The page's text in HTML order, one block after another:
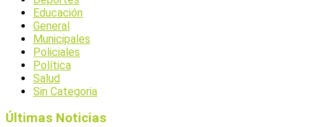
Educación
General
Municipales
Policiales
Política
Salud
Sin Categoria
Últimas Noticias